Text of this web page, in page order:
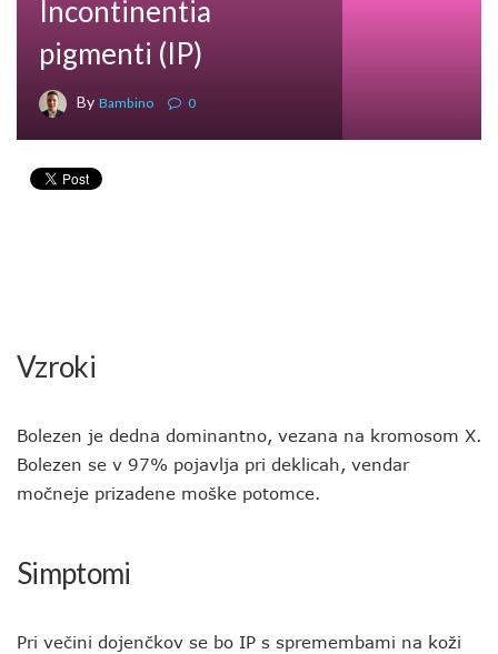
Incontinentia
pigmenti (IP)
By Bambino 0
Vzroki
Bolezen je dedna dominantno, vezana na kromosom X.
Bolezen se v 97% pojavlja pri deklicah, vendar
močneje prizadene moške potomce.
Simptomi
Pri večini dojenčkov se bo IP s spremembami na koži